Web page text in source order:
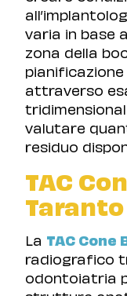
varia in base
zona della
attraverso
valutare
residuo
TAC
Taranto
La TAC Cone
radiografico
odontoiatria